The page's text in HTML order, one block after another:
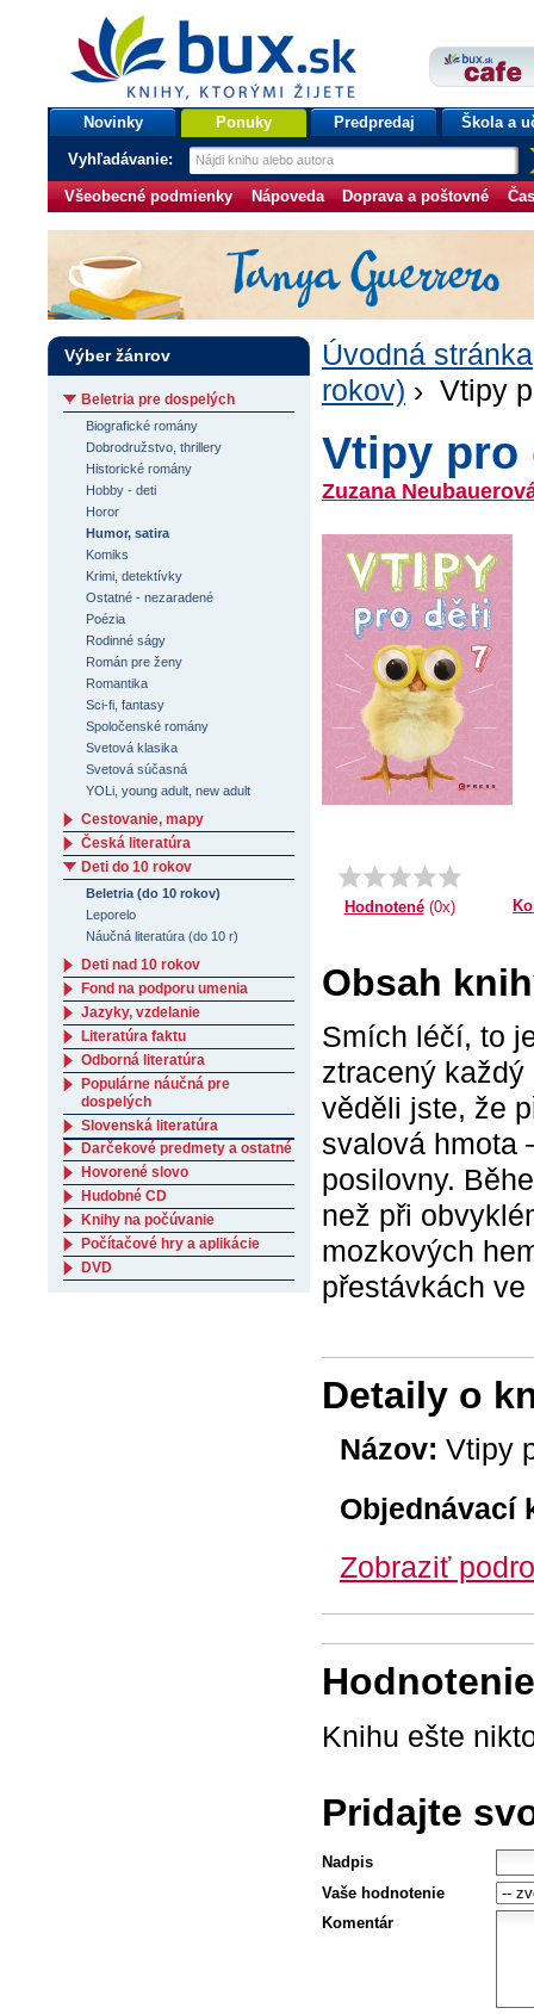
bux.sk
knihy, ktorými žijete
Úvodná stránka
Novinky Ponuky Predpredaj Škola a
Vyhľadávanie:
Všeobecné podmienky Nápoveda Doprava a poštovné
Úvodná stránka
rokov) › Vtipy
Vtipy pro
Zuzana
Hodnotené(0x)
Obsah
Smích léčí, to
ztracený
věděli jste, že
svalová hmota
posilovny.
než při
mozkových
přestávkách
Detaily o
Názov: Vtipy
Objednávací
Zobraziť
Knihu ešte
Pridajte
Nadpis
Vaše hodnotenie
Komentár
Výber žánrov
Beletria pre dospelých
Biografické romány
Dobrodružstvo, thrillery
Historické romány
Hobby - deti
Horor
Humor, satira
Komiks
Krimi, detektívky
Ostatné - nezaradené
Poézia
Rodinné ságy
Román pre ženy
Romantika
Sci-fi, fantasy
Spoločenské romány
Svetová klasika
Svetová súčasná
YOLi, young adult, new adult
Cestovanie, mapy
Česká literatúra
Deti do 10 rokov
Beletria (do 10 rokov)
Leporelo
Náučná literatúra (do 10 r)
Deti nad 10 rokov
Fond na podporu umenia
Jazyky, vzdelanie
Literatúra faktu
Odborná literatúra
Populárne náučná pre
dospelých
Slovenská literatúra
Darčekové predmety a ostatné
Hovorené slovo
Hudobné CD
Knihy na počúvanie
Počítačové hry a aplikácie
DVD